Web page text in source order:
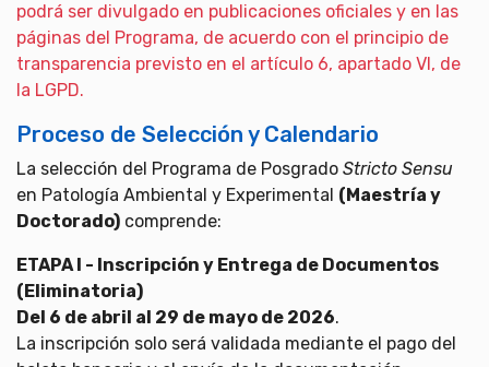
podrá ser divulgado en publicaciones oficiales y en las
páginas del Programa, de acuerdo con el principio de
transparencia previsto en el artículo 6, apartado VI, de
la LGPD.
Proceso de Selección y Calendario
La selección del Programa de Posgrado Stricto Sensu
en Patología Ambiental y Experimental (Maestría y
Doctorado) comprende:
ETAPA I - Inscripción y Entrega de Documentos
(Eliminatoria)
Del 6 de abril al 29 de mayo de 2026.
La inscripción solo será validada mediante el pago del